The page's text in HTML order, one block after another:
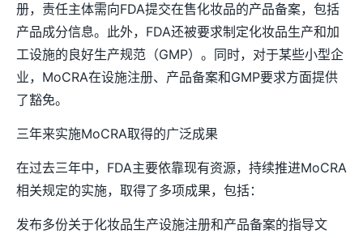
册，责任主体需向FDA提交在售化妆品的产品备案，包括
产品成分信息。此外，FDA还被要求制定化妆品生产和加
工设施的良好生产规范（GMP）。同时，对于某些小型企
业，MoCRA在设施注册、产品备案和GMP要求方面提供
了豁免。
三年来实施MoCRA取得的广泛成果
在过去三年中，FDA主要依靠现有资源，持续推进MoCRA
相关规定的实施，取得了多项成果，包括：
发布多份关于化妆品生产设施注册和产品备案的指导文